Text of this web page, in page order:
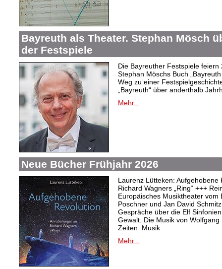
Bayreuth als Theater. Stephan Mösch
der Festspiele
Die Bayreuther Festspiele
Stephan Möschs Buch
Weg zu einer
„Bayreuth“ über anderthalb
Mehr...
Neue Bücher Frühjahr 2026
Laurenz Lütteken: Aufgehobene
Richard Wagners „Ring“ +++
Europäisches Musiktheater vom
Poschner und Jan David
Gespräche über die Elf
Gewalt. Die Musik von
Zeiten. Musik
Mehr...